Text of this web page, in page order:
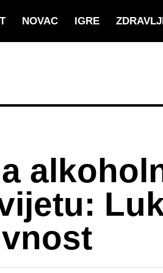
NOVAC IGRE